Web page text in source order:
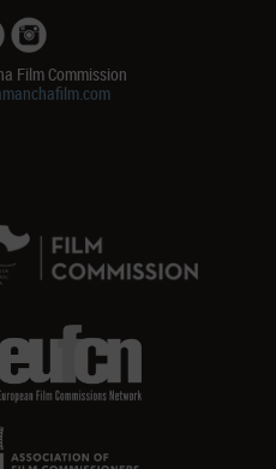
Film Commission